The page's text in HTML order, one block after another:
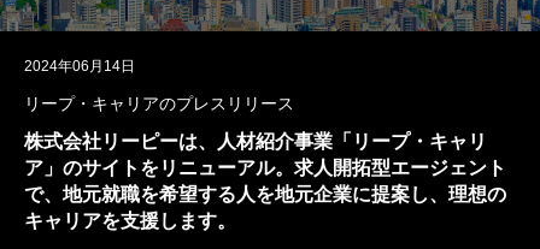
2024年06月14日
リープ・キャリアのプレスリリース
株式会社リーピーは、人材紹介事業「リープ・キャリ
ア」のサイトをリニューアル。求人開拓型エージェント
で、地元就職を希望する人を地元企業に提案し、理想の
キャリアを支援します。